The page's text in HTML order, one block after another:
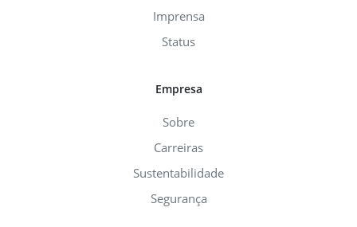
Imprensa
Status
Empresa
Sobre
Carreiras
Sustentabilidade
Segurança